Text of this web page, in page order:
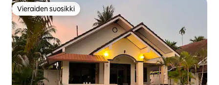
Vieraiden suosikki
Vieraiden suosikki